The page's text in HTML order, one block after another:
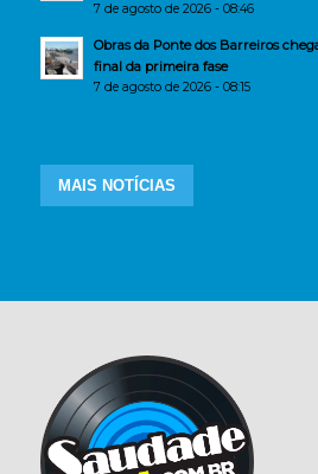
7 de agosto de 2026 - 08:46
Obras da Ponte dos Barreiros
final da primeira fase
7 de agosto de 2026 - 08:15
MAIS NOTÍCIAS